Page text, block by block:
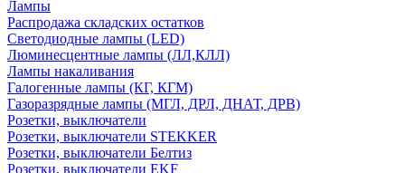
Лампы
Распродажа складских остатков
Светодиодные лампы (LED)
Люминесцентные лампы (ЛЛ,КЛЛ)
Лампы накаливания
Галогенные лампы (КГ, КГМ)
Газоразрядные лампы (МГЛ, ДРЛ, ДНАТ, ДРВ)
Розетки, выключатели
Розетки, выключатели STEKKER
Розетки, выключатели Белтиз
Розетки, выключатели EKF